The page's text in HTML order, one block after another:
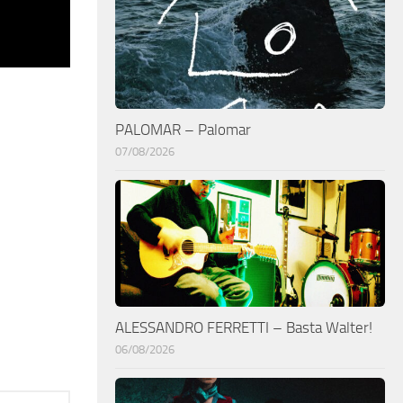
PALOMAR – Palomar
07/08/2026
ALESSANDRO FERRETTI – Basta Walter!
06/08/2026